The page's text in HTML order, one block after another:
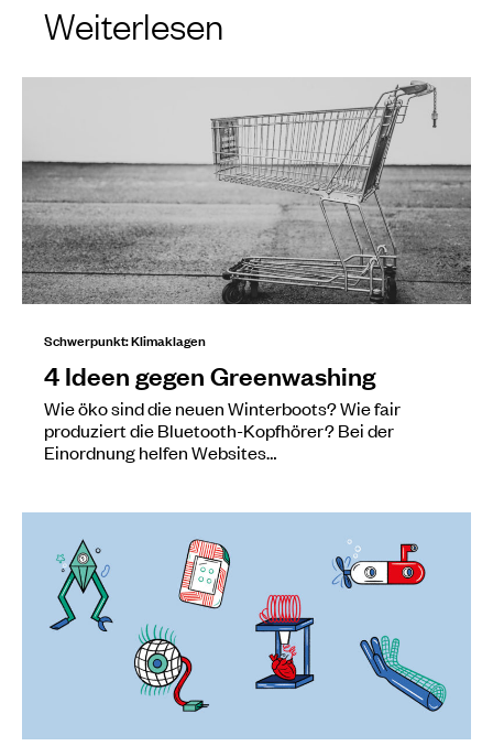
Weiterlesen
Schwerpunkt: Klimaklagen
4 Ideen gegen Greenwashing
Wie öko sind die neuen Winterboots? Wie fair
produziert die Bluetooth-Kopfhörer? Bei der
Einordnung helfen Websites…